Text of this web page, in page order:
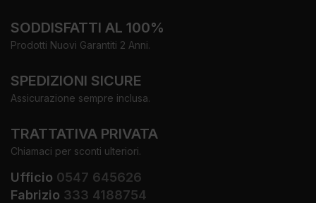
SODDISFATTI AL 100%
Prodotti Nuovi Garantiti 2 Anni.
SPEDIZIONI SICURE
Assicurazione sempre inclusa.
TRATTATIVA PRIVATA
Chiamaci per sconti ulteriori.
Ufficio 0547 645626
Fabrizio 333 4188754